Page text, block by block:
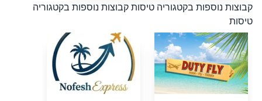
קבוצות נוספות בקטגוריה טיסותקבוצות נוספות בקטגוריה
טיסות